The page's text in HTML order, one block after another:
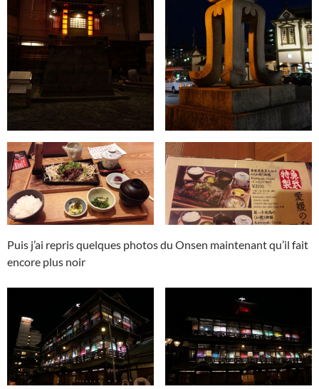
Puis j’ai repris quelques photos du Onsen maintenant qu’il fait
encore plus noir